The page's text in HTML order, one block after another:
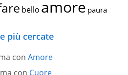
bello amore paura
più cercate
con Amore
con Cuore